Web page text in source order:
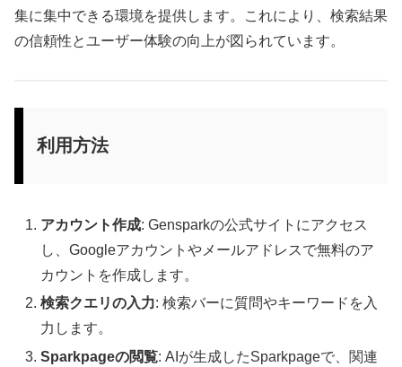
集に集中できる環境を提供します。これにより、検索結果
の信頼性とユーザー体験の向上が図られています。
利用方法
アカウント作成: Gensparkの公式サイトにアクセス
し、Googleアカウントやメールアドレスで無料のア
カウントを作成します。
検索クエリの入力: 検索バーに質問やキーワードを入
力します。
Sparkpageの閲覧: AIが生成したSparkpageで、関連